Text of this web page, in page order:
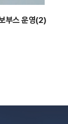
부스 운영(2)